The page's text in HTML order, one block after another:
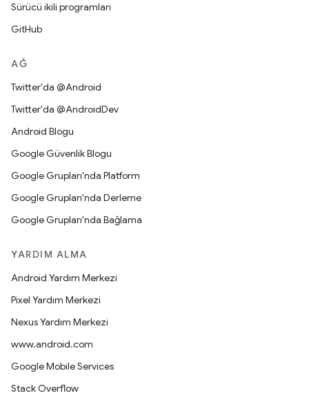
Sürücü ikili programları
GitHub
AĞ
Twitter'da @Android
Twitter'da @AndroidDev
Android Blogu
Google Güvenlik Blogu
Google Grupları'nda Platform
Google Grupları'nda Derleme
Google Grupları'nda Bağlama
YARDIM ALMA
Android Yardım Merkezi
Pixel Yardım Merkezi
Nexus Yardım Merkezi
www.android.com
Google Mobile Services
Stack Overflow